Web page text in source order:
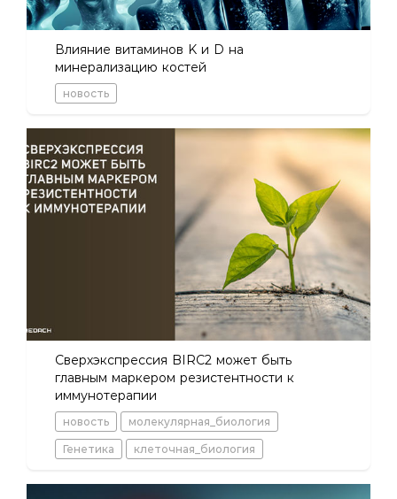
Влияние витаминов K и D на
минерализацию костей
новость
Сверхэкспрессия BIRC2 может быть
главным маркером резистентности к
иммунотерапии
новость молекулярная_биология
Генетика клеточная_биология